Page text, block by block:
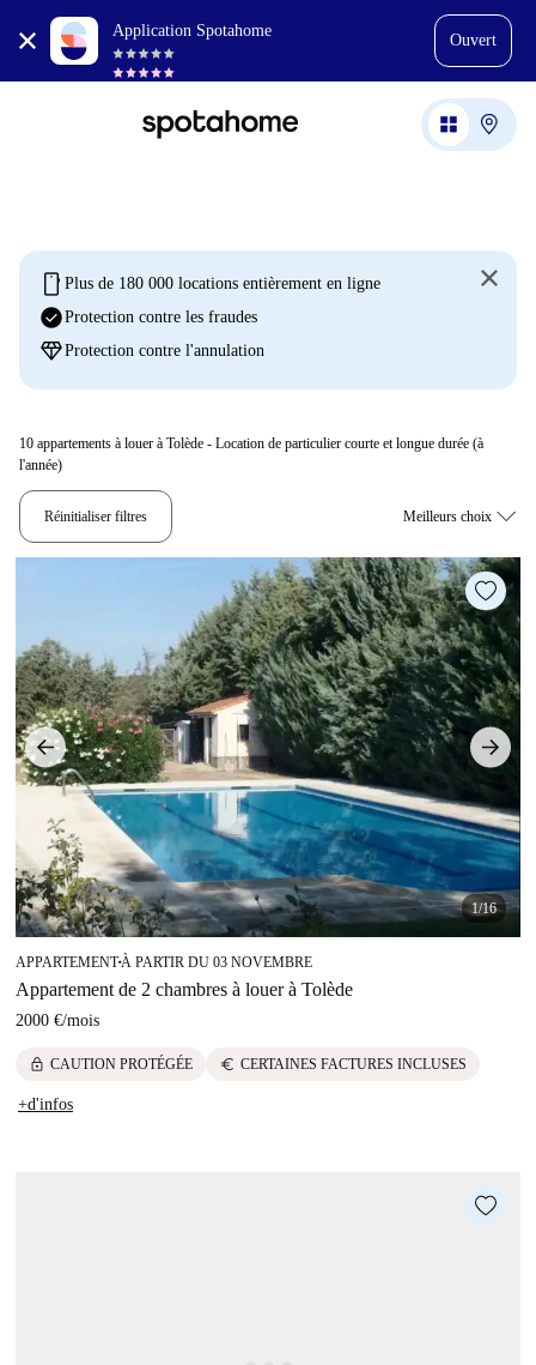
Application Spotahome
Ouvert
mobile Plus de 180 000 locations entièrement en ligne
check_circleProtection contre les fraudes
diamondProtection contre l'annulation
10 appartements à louer à Tolède - Location de particulier courte et longue durée (à
l'année)
Réinitialiser filtres
1/16
APPARTEMENT■À PARTIR DU 03 NOVEMBRE
Appartement de 2 chambres à louer à Tolède
2000 €/mois
lock CAUTION PROTÉGÉE euro CERTAINES FACTURES INCLUSES
+d'infos